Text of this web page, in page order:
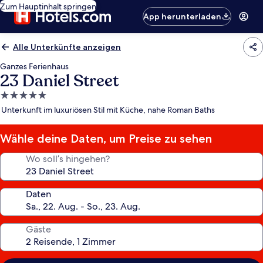
Zum Hauptinhalt springen
App herunterladen
Alle Unterkünfte anzeigen
Ganzes Ferienhaus
23 Daniel Street
5.0-
Sterne-
Unterkunft im luxuriösen Stil mit Küche, nahe Roman Baths
Wähle deine Daten, um Preise zu sehen
Wo soll’s hingehen?
Daten
Gäste